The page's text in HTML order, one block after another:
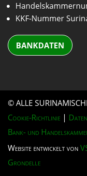
KKF-Nummer
BANKDATEN
© ALLE
Cookie-Richtlinie|
Bank- und
Website entwickelt von
Grondelle